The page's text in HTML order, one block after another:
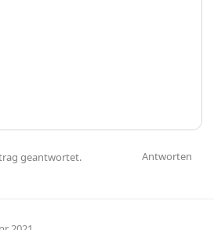
Antworten
geantwortet.